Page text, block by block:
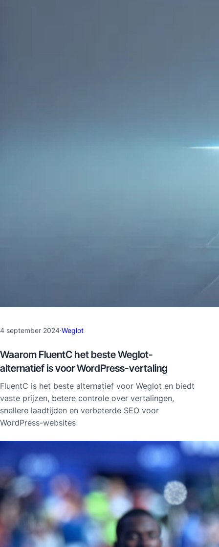
4 september 2024·Weglot
Waarom FluentC het beste Weglot-
alternatief is voor WordPress-vertaling
FluentC is het beste alternatief voor Weglot en biedt
vaste prijzen, betere controle over vertalingen,
snellere laadtijden en verbeterde SEO voor
WordPress-websites